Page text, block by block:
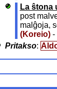
La ŝtona
post
malĝoja,
(Koreio)-
Pritakso: